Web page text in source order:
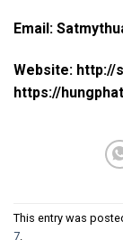
Email:
Website: http://
https://
This entry was
7.